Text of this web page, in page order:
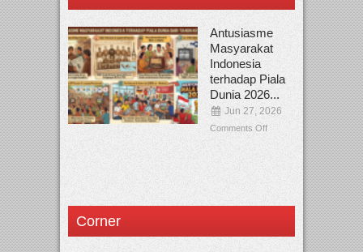
Antusiasme
Masyarakat
Indonesia
terhadap Piala
Dunia 2026...
Jun 27, 2026
Comments Off
Corner